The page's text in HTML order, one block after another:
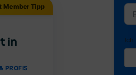
Member Tipp
in
PROFIS
Ich